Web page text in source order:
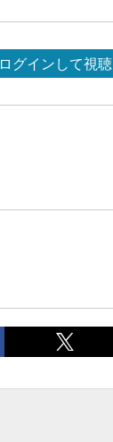
ログインして視聴